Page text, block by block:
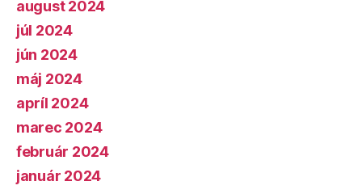
august 2024
júl 2024
jún 2024
máj 2024
apríl 2024
marec 2024
február 2024
január 2024